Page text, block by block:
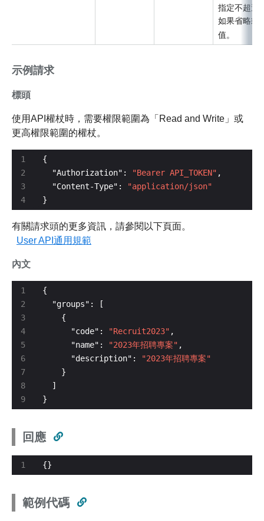
指定不超過
如果省略或
值。
示例請求
標頭
使用API權杖時，需要權限範圍為「Read and Write」或
更高權限範圍的權杖。
3
4
  "Authorization":
"Bearer API_TOKEN"
  "Content-Type":
"application/json"
}
有關請求頭的更多資訊，請參閱以下頁面。
User API通用規範
內文
3
4
5
6
7
8
9
      "code":
"Recruit2023"
      "name":
"2023年招聘專案"
      "description":
"2023年招聘專案"
}
回應
{}
範例代碼